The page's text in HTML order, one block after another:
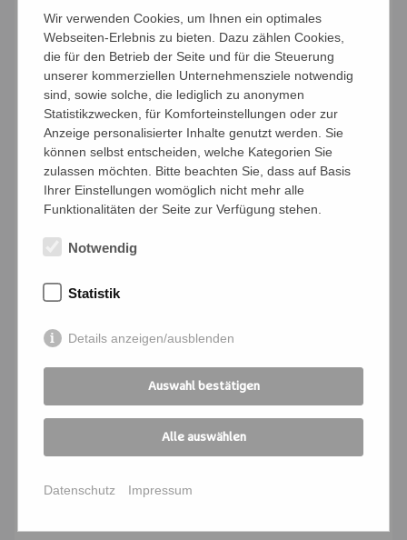
diese Veranstaltung an:
Anzahl Personen
Namen der Personen (Vor- und Nachname)
Ich verpflichte mich, die Zahlung und
Kommunikation für die angemeldeten
Personen zu übernehmen
Ich melde mich für folgende
Veranstaltung an:
Kursnummer*
Wir verwenden Cookies, um Ihnen ein optimales
Webseiten-Erlebnis zu bieten. Dazu zählen Cookies,
die für den Betrieb der Seite und für die Steuerung
unserer kommerziellen Unternehmensziele notwendig
sind, sowie solche, die lediglich zu anonymen
Statistikzwecken, für Komforteinstellungen oder zur
Anzeige personalisierter Inhalte genutzt werden. Sie
können selbst entscheiden, welche Kategorien Sie
zulassen möchten. Bitte beachten Sie, dass auf Basis
Ihrer Einstellungen womöglich nicht mehr alle
Funktionalitäten der Seite zur Verfügung stehen.
Notwendig
Statistik
Details anzeigen/ausblenden
Auswahl bestätigen
Alle auswählen
Datenschutz Impressum